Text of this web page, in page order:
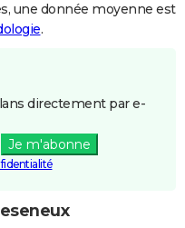
une donnée moyenne est
.
directement par e-
Je m'abonne